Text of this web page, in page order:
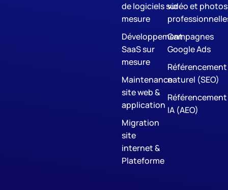
de logiciels sur
mesure
Développement
SaaS sur
mesure
Maintenance
site web &
application
Migration
site
internet &
Plateforme
vidéo et photos
Campagnes
Google Ads
Référencement
naturel (SEO)
Référencement
IA (AEO)